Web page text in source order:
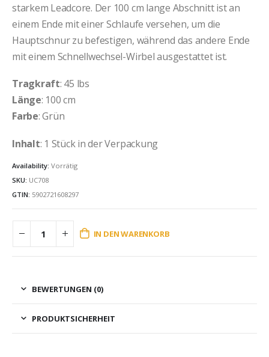
starkem Leadcore. Der 100 cm lange Abschnitt ist an
einem Ende mit einer Schlaufe versehen, um die
Hauptschnur zu befestigen, während das andere Ende
mit einem Schnellwechsel-Wirbel ausgestattet ist.
Tragkraft: 45 lbs
Länge: 100 cm
Farbe: Grün
Inhalt: 1 Stück in der Verpackung
Availability: Vorrätig
SKU: UC708
GTIN: 5902721608297
IN DEN WARENKORB
BEWERTUNGEN (0)
PRODUKTSICHERHEIT